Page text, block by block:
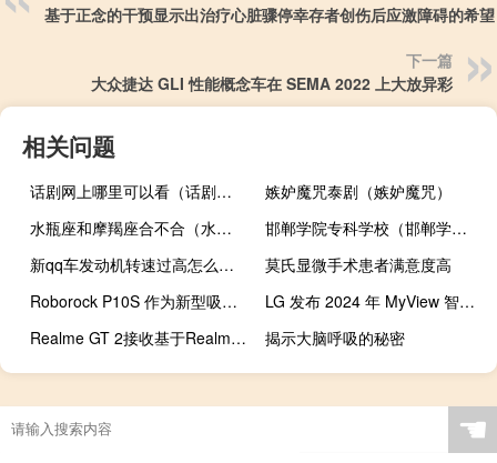
基于正念的干预显示出治疗心脏骤停幸存者创伤后应激障碍的希望
下一篇
大众捷达 GLI 性能概念车在 SEMA 2022 上大放异彩
相关问题
话剧网上哪里可以看（话剧网）
嫉妒魔咒泰剧（嫉妒魔咒）
水瓶座和摩羯座合不合（水瓶座摩羯座）
邯郸学院专科学校（邯郸学院专科怎么样）
新qq车发动机转速过高怎么解决（新qq车）
莫氏显微手术患者满意度高
Roborock P10S 作为新型吸尘和拖地机器人首次亮相
LG 发布 2024 年 MyView 智能显示器系列的​​供货和定价信息
Realme GT 2接收基于Realme UI 3.0的Android 13抢先体验更新
揭示大脑呼吸的秘密
☚